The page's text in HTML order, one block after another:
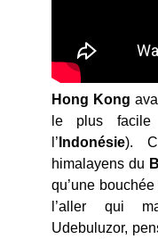
Hong Kong
le plus
l’ Indonésie).
himalayens du
qu’une
l’aller qui
Udebuluzor,